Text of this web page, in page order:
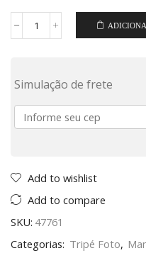
Simulação de frete
Add to wishlist
Add to compare
SKU: 47761
Categorias: Tripé Foto,